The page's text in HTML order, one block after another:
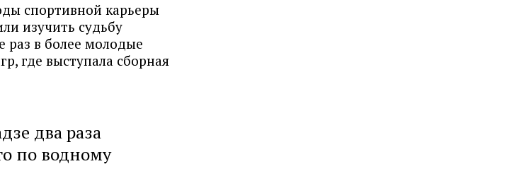
спортивной карьеры
изучить судьбу
в более молодые
где выступала сборная
два раза
по водному